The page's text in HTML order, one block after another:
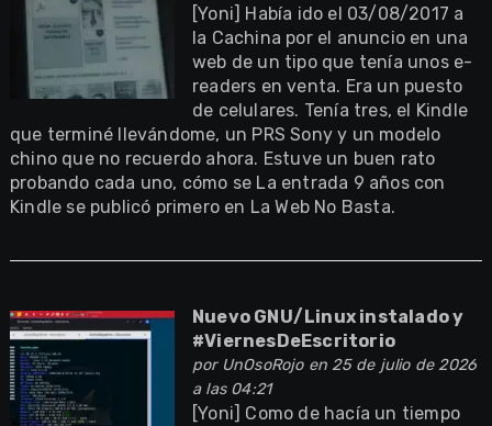
[Yoni] Había ido el 03/08/2017 a
la Cachina por el anuncio en una
web de un tipo que tenía unos e-
readers en venta. Era un puesto
de celulares. Tenía tres, el Kindle
que terminé llevándome, un PRS Sony y un modelo
chino que no recuerdo ahora. Estuve un buen rato
probando cada uno, cómo se La entrada 9 años con
Kindle se publicó primero en La Web No Basta.
Nuevo GNU/Linux instalado y
#ViernesDeEscritorio
por UnOsoRojoen 25 de julio de 2026
a las 04:21
[Yoni] Como de hacía un tiempo